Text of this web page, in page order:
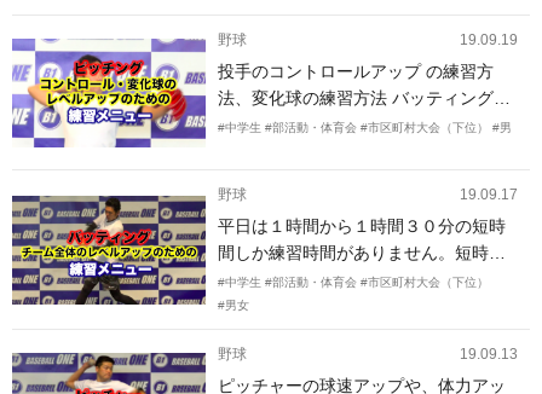
野球 19.09.19
投手のコントロールアップ の練習方
法、変化球の練習方法 バッティングの
ミート力アップ練習方法 守備の効率的
#中学生 #部活動・体育会 #市区町村大会（下位） #男
野球 19.09.17
平日は１時間から１時間３０分の短時
間しか練習時間がありません。短時間
で、より効果的な科学的な練習をした
いと思っております。キャッチボール
ど旧態依然のマンネリ化した練習メニ
ューから脱却したいと思っています。
#中学生 #部活動・体育会 #市区町村大会（下位）
#男女
野球 19.09.13
ピッチャーの球速アップや、体力アッ